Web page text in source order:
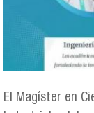
El Magíster en